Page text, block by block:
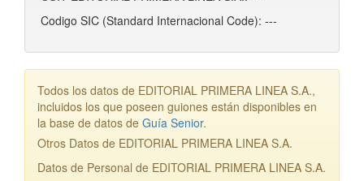
Codigo SIC (Standard Internacional Code): ---
Todos los datos de EDITORIAL PRIMERA LINEA S.A.,
incluidos los que poseen guiones están disponibles en
la base de datos de Guía Senior.
Otros Datos de EDITORIAL PRIMERA LINEA S.A.
Datos de Personal de EDITORIAL PRIMERA LINEA S.A.